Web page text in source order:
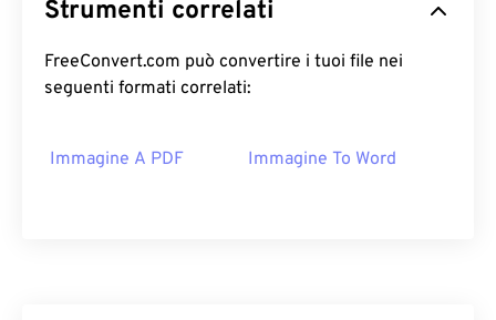
Strumenti correlati
FreeConvert.com può convertire i tuoi file nei
seguenti formati correlati:
Immagine A PDF Immagine To Word